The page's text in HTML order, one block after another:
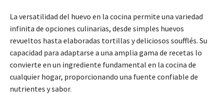
La versatilidad del huevo en la cocina permite una variedad
infinita de opciones culinarias, desde simples huevos
revueltos hasta elaboradas tortillas y deliciosos soufflés. Su
capacidad para adaptarse a una amplia gama de recetas lo
convierte en un ingrediente fundamental en la cocina de
cualquier hogar, proporcionando una fuente confiable de
nutrientes y sabor.